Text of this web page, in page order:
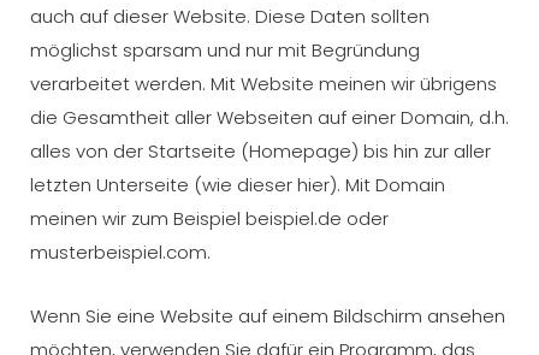
auch auf dieser Website. Diese Daten sollten
möglichst sparsam und nur mit Begründung
verarbeitet werden. Mit Website meinen wir übrigens
die Gesamtheit aller Webseiten auf einer Domain, d.h.
alles von der Startseite (Homepage) bis hin zur aller
letzten Unterseite (wie dieser hier). Mit Domain
meinen wir zum Beispiel beispiel.de oder
musterbeispiel.com.
Wenn Sie eine Website auf einem Bildschirm ansehen
möchten, verwenden Sie dafür ein Programm, das